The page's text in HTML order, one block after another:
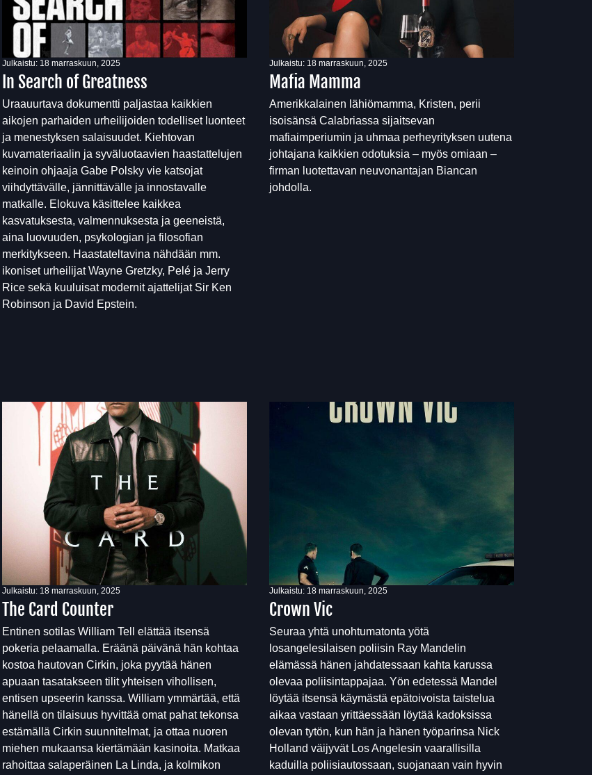
Julkaistu: 18 marraskuun, 2025
In Search of Greatness
Uraauurtava dokumentti paljastaa kaikkien
aikojen parhaiden urheilijoiden todelliset luonteet
ja menestyksen salaisuudet. Kiehtovan
kuvamateriaalin ja syväluotaavien haastattelujen
keinoin ohjaaja Gabe Polsky vie katsojat
viihdyttävälle, jännittävälle ja innostavalle
matkalle. Elokuva käsittelee kaikkea
kasvatuksesta, valmennuksesta ja geeneistä,
aina luovuuden, psykologian ja filosofian
merkitykseen. Haastateltavina nähdään mm.
ikoniset urheilijat Wayne Gretzky, Pelé ja Jerry
Rice sekä kuuluisat modernit ajattelijat Sir Ken
Robinson ja David Epstein.
Julkaistu: 18 marraskuun, 2025
Mafia Mamma
Amerikkalainen lähiömamma, Kristen, perii
isoisänsä Calabriassa sijaitsevan
mafiaimperiumin ja uhmaa perheyrityksen uutena
johtajana kaikkien odotuksia – myös omiaan –
firman luotettavan neuvonantajan Biancan
johdolla.
Julkaistu: 18 marraskuun, 2025
The Card Counter
Entinen sotilas William Tell elättää itsensä
pokeria pelaamalla. Eräänä päivänä hän kohtaa
kostoa hautovan Cirkin, joka pyytää hänen
apuaan tasatakseen tilit yhteisen vihollisen,
entisen upseerin kanssa. William ymmärtää, että
hänellä on tilaisuus hyvittää omat pahat tekonsa
estämällä Cirkin suunnitelmat, ja ottaa nuoren
miehen mukaansa kiertämään kasinoita. Matkaa
rahoittaa salaperäinen La Linda, ja kolmikon
Julkaistu: 18 marraskuun, 2025
Crown Vic
Seuraa yhtä unohtumatonta yötä
losangelesilaisen poliisin Ray Mandelin
elämässä hänen jahdatessaan kahta karussa
olevaa poliisintappajaa. Yön edetessä Mandel
löytää itsensä käymästä epätoivoista taistelua
aikaa vastaan yrittäessään löytää kadoksissa
olevan tytön, kun hän ja hänen työparinsa Nick
Holland väijyvät Los Angelesin vaarallisilla
kaduilla poliisiautossaan, suojanaan vain hyvin